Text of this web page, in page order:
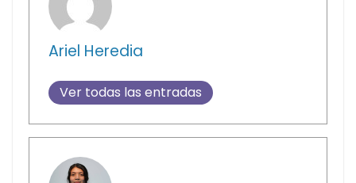
Ariel Heredia
Ver todas las entradas